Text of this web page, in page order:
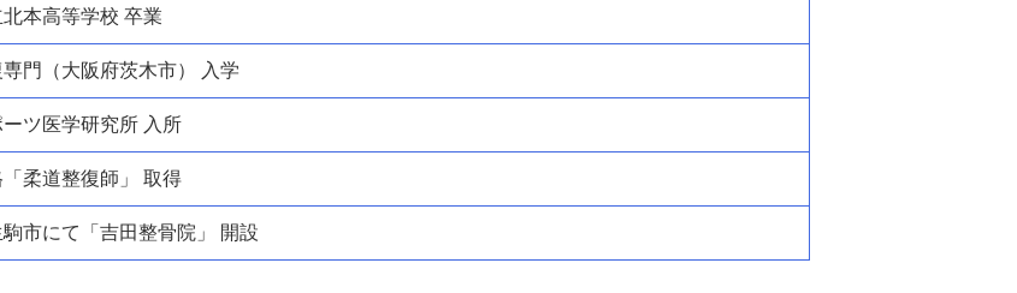
本高等学校 卒業
門（大阪府茨木市） 入学
ツ医学研究所 入所
「柔道整復師」 取得
市にて「吉田整骨院」 開設